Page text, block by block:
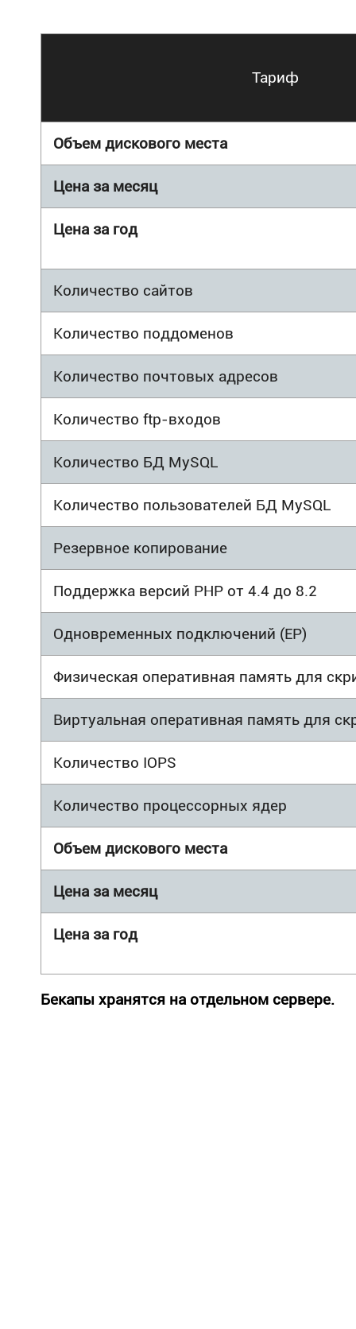
Тариф
Объем дискового места
Цена за месяц
Цена за год
Количество сайтов
Количество поддоменов
Количество почтовых адресов
Количество ftp-входов
Количество БД MySQL
Количество пользователей БД MySQL
Резервное копирование
Поддержка версий PHP от 4.4 до 8.2
Одновременных подключений (EP)
Физическая оперативная память для
Виртуальная оперативная память для
Количество IOPS
Количество процессорных ядер
Объем дискового места
Цена за месяц
Цена за год
Бекапы хранятся на отдельном сервере.